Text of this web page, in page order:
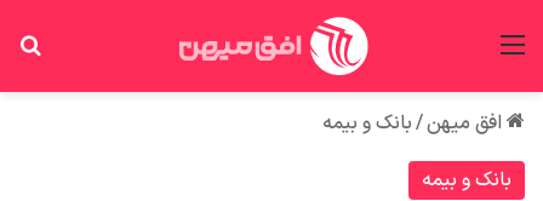
افق میهن/بانک و بیمه
بانک و بیمه